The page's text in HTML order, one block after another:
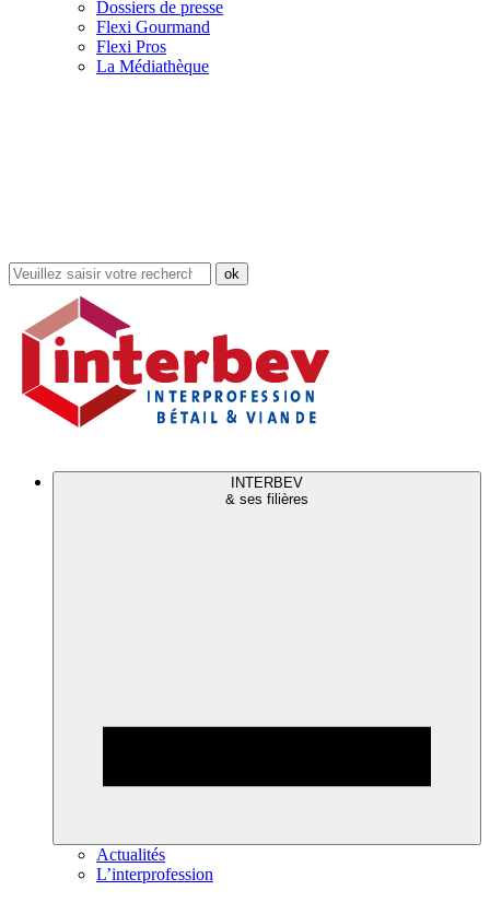
Dossiers de presse
Flexi Gourmand
Flexi Pros
La Médiathèque
Rechercher
dans
site
INTERBEV
& ses filières
Actualités
L’interprofession